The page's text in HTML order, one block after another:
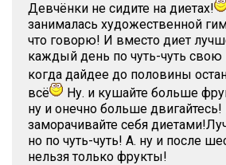
Девчёнки не сидите на диетах!
занималась художественной
что говорю! И вместо диет
каждый день по чуть-чуть
когда дайдее до половины
всё
Ну. и кушайте больше
ну и онечно больше
заморачивайте себя
но по чуть-чуть! А. ну и после
нельзя только фрукты!